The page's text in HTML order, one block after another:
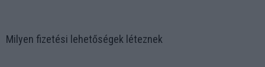
Milyen fizetési lehetőségek léteznek